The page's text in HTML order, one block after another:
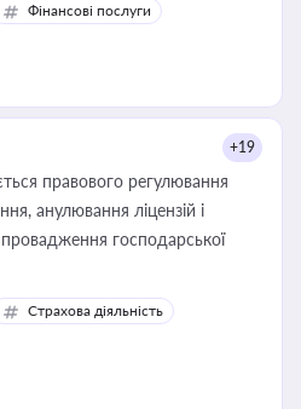
Фінансові послуги
+19
правового регулювання
анулювання ліцензій і
господарської
Страхова діяльність